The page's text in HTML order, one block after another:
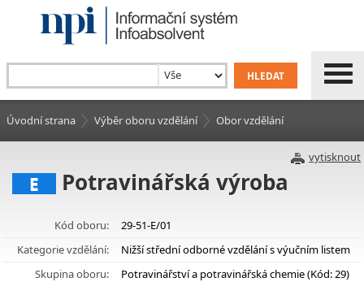
Úvodní strana Výběr oboru vzdělání Obor vzdělání
vytisknout
E Potravinářská výroba
Kód oboru:
29-51-E/01
Kategorie vzdělání:
Nižší střední odborné vzdělání s výučním listem
Skupina oboru:
Potravinářství a potravinářská chemie (Kód: 29)